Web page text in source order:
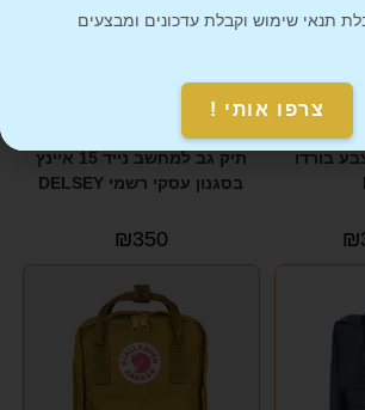
בורדו
₪
תיק גב למחשב נייד 15 איינץ
בסגנון עסקי רשמי DELSEY
₪350
תנאי שימוש וקבלת עדכונים ומבצעים
צרפו אותי !